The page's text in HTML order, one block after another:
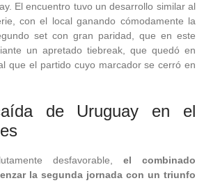
El encuentro tuvo un desarrollo similar al
con el local ganando cómodamente la
set con gran paridad, que en este
un apretado tiebreak, que quedó en
que el partido cuyo marcador se cerró en
de Uruguay en el
desfavorable, el combinado
la segunda jornada con un triunfo